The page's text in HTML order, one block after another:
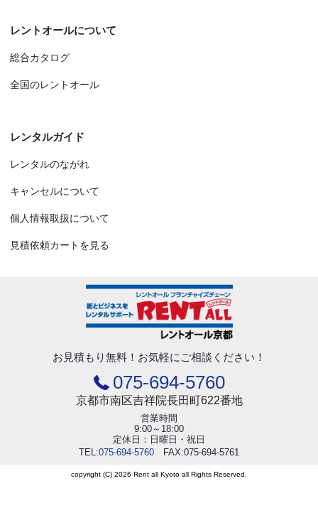
レントオールについて
総合カタログ
全国のレントオール
レンタルガイド
レンタルのながれ
キャンセルについて
個人情報取扱について
見積依頼カートを見る
お見積もり無料！ お気軽にご相談ください！
075-694-5760
京都市南区吉祥院長田町622番地
営業時間
9:00～18:00
定休日：日曜日・祝日
TEL:075-694-5760 FAX:075-694-5761
copyright (C) 2026 Rent all Kyoto all Rights Reserved.